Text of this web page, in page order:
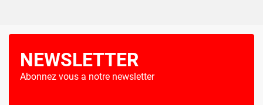
NEWSLETTER
Abonnez vous a notre newsletter